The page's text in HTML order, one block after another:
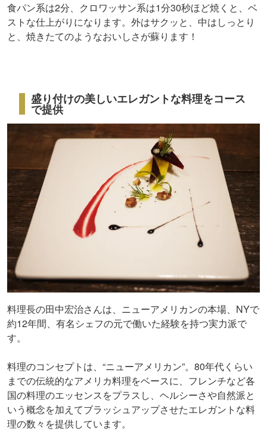
食パン系は2分、クロワッサン系は1分30秒ほど焼くと、ベ
ストな仕上がりになります。外はサクッと、中はしっとり
と、焼きたてのようなおいしさが蘇ります！
盛り付けの美しいエレガントな料理をコース
で提供
料理長の田中宏治さんは、ニューアメリカンの本場、NYで
約12年間、有名シェフの元で働いた経験を持つ実力派で
す。
料理のコンセプトは、“ニューアメリカン”。80年代くらい
までの伝統的なアメリカ料理をベースに、フレンチなど各
国の料理のエッセンスをプラスし、ヘルシーさや自然派と
いう概念を加えてブラッシュアップさせたエレガントな料
理の数々を提供しています。